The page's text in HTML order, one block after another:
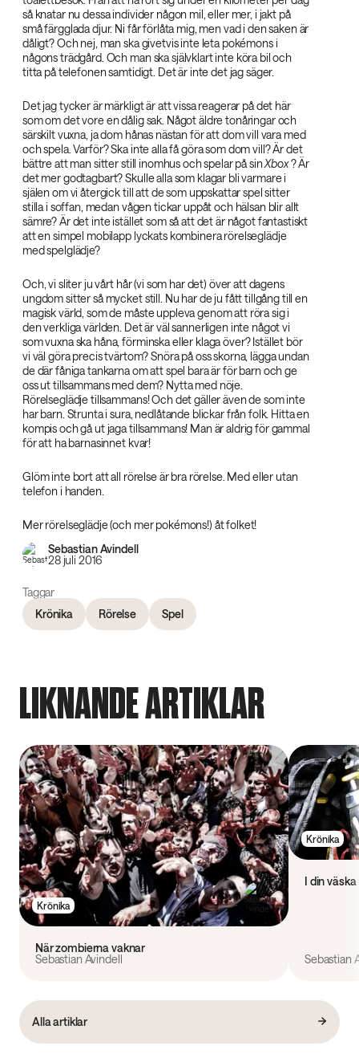
så knatar nu dessa individer någon mil, eller mer, i jakt på
små färgglada djur. Ni får förlåta mig, men vad i den saken är
dåligt? Och nej, man ska givetvis inte leta pokémons i
någons trädgård. Och man ska självklart inte köra bil och
titta på telefonen samtidigt. Det är inte det jag säger.
Det jag tycker är märkligt är att vissa reagerar på det här
som om det vore en dålig sak. Något äldre tonåringar och
särskilt vuxna, ja dom hånas nästan för att dom vill vara med
och spela. Varför? Ska inte alla få göra som dom vill? Är det
bättre att man sitter still inomhus och spelar på sinXbox‌? Är
det mer godtagbart? Skulle alla som klagar bli varmare i
själen om vi återgick till att de som uppskattar spel sitter
stilla i soffan, medan vågen tickar uppåt och hälsan blir allt
sämre? Är det inte istället som så att det är något fantastiskt
att en simpel mobilapp lyckats kombinera rörelseglädje
med spelglädje?
Och, vi sliter ju vårt hår (vi som har det) över att dagens
ungdom sitter så mycket still. Nu har de ju fått tillgång till en
magisk värld, som de måste uppleva genom att röra sig i
den verkliga världen. Det är väl sannerligen inte något vi
som vuxna ska håna, förminska eller klaga över? Istället bör
vi väl göra precis tvärtom? Snöra på oss skorna, lägga undan
de där fåniga tankarna om att spel bara är för barn och ge
oss ut tillsammans med dem? Nytta med nöje.
Rörelseglädje tillsammans! Och det gäller även de som inte
har barn. Strunta i sura, nedlåtande blickar från folk. Hitta en
kompis och gå ut jaga tillsammans! Man är aldrig för gammal
för att ha barnasinnet kvar!
Glöm inte bort att all rörelse är bra rörelse. Med eller utan
telefon i handen.
Mer rörelseglädje (och mer pokémons!) åt folket!
Sebastian Avindell
28 juli 2016
Taggar
Krönika
Rörelse Spel
LIKNANDE ARTIKLAR
Krönika
När zombierna vaknar
Sebastian Avindell
Krönika
I din väska
Sebastian
Alla artiklar